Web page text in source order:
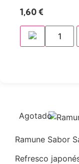
1,60€
Agotado
Ramune Sabor
Refresco